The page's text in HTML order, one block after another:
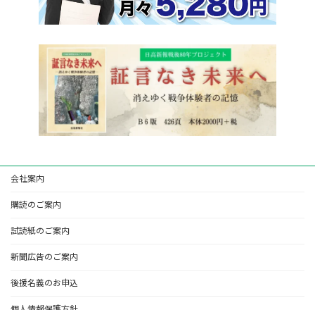
会社案内
購読のご案内
試読紙のご案内
新聞広告のご案内
後援名義のお申込